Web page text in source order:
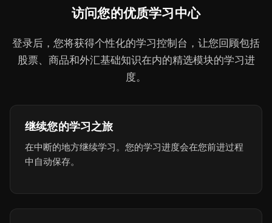
访问您的优质学习中心
登录后，您将获得个性化的学习控制台，让您回顾包括
股票、商品和外汇基础知识在内的精选模块的学习进
度。
继续您的学习之旅
在中断的地方继续学习。您的学习进度会在您前进过程
中自动保存。